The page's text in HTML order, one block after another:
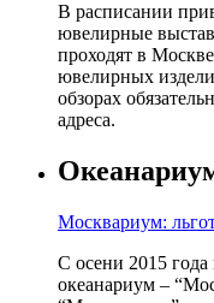
В расписании
ювелирные
проходят в
ювелирных
обзорах
адреса.
Москвариум:
С осени 2015
океанариум –